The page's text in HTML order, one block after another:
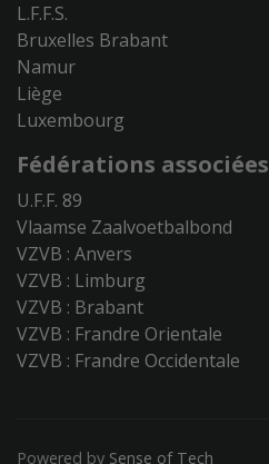
L.F.F.S.
Bruxelles Brabant
Namur
Liège
Luxembourg
Fédérations associées
U.F.F. 89
Vlaamse Zaalvoetbalbond
VZVB : Anvers
VZVB : Limburg
VZVB : Brabant
VZVB : Frandre Orientale
VZVB : Frandre Occidentale
Powered by Sense of Tech